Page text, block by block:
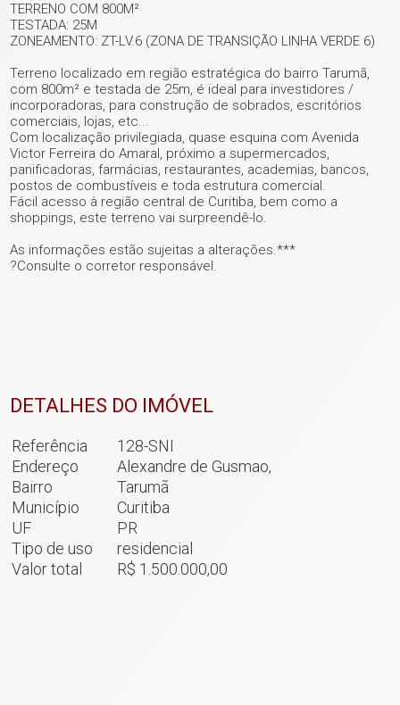
+ 27
ver mais fotos
TERRENO COM 800M²
TESTADA: 25M
ZONEAMENTO: ZT-LV.6 (ZONA DE TRANSIÇÃO LINHA VERDE 6)
Terreno localizado em região estratégica do bairro Tarumã,
com 800m² e testada de 25m, é ideal para investidores /
incorporadoras, para construção de sobrados, escritórios
comerciais, lojas, etc...
Com localização privilegiada, quase esquina com Avenida
Victor Ferreira do Amaral, próximo a supermercados,
panificadoras, farmácias, restaurantes, academias, bancos,
postos de combustíveis e toda estrutura comercial.
Fácil acesso à região central de Curitiba, bem como a
shoppings, este terreno vai surpreendê-lo.
As informações estão sujeitas a alterações.***
?Consulte o corretor responsável.
DETALHES DO IMÓVEL
Referência
128-SNI
Endereço
Alexandre de Gusmao,
Bairro
Tarumã
Município
Curitiba
UF
PR
Tipo de uso
residencial
Valor total
R$ 1.500.000,00